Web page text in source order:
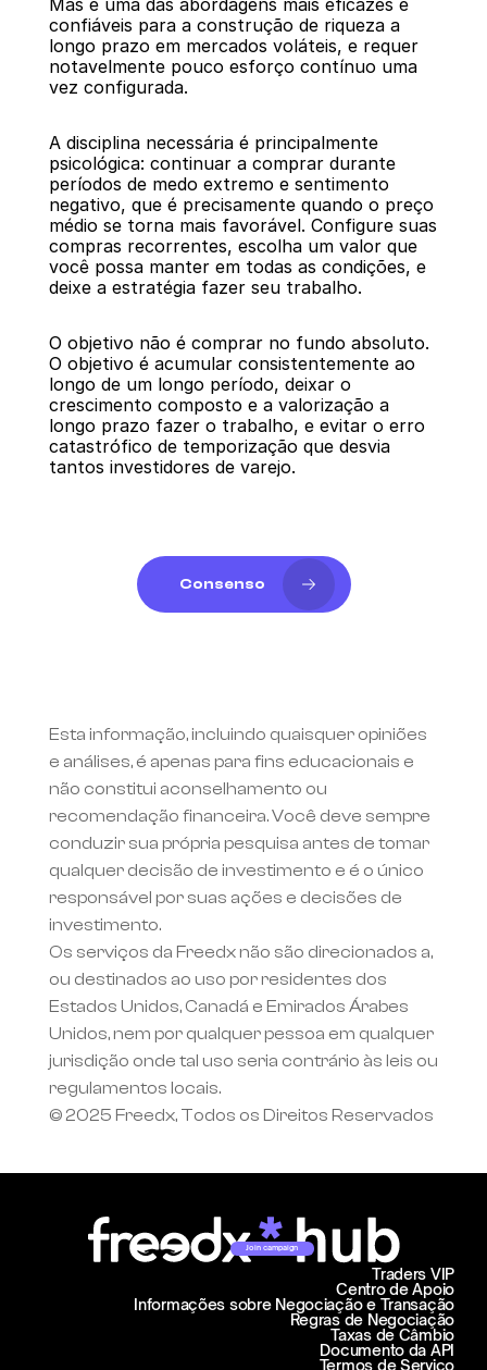
Mas é uma das abordagens mais eficazes e
confiáveis para a construção de riqueza a
longo prazo em mercados voláteis, e requer
notavelmente pouco esforço contínuo uma
vez configurada.
A disciplina necessária é principalmente
psicológica: continuar a comprar durante
períodos de medo extremo e sentimento
negativo, que é precisamente quando o preço
médio se torna mais favorável. Configure suas
compras recorrentes, escolha um valor que
você possa manter em todas as condições, e
deixe a estratégia fazer seu trabalho.
O objetivo não é comprar no fundo absoluto.
O objetivo é acumular consistentemente ao
longo de um longo período, deixar o
crescimento composto e a valorização a
longo prazo fazer o trabalho, e evitar o erro
catastrófico de temporização que desvia
tantos investidores de varejo.
Consenso
Esta informação, incluindo quaisquer opiniões
e análises, é apenas para fins educacionais e
não constitui aconselhamento ou
recomendação financeira. Você deve sempre
conduzir sua própria pesquisa antes de tomar
qualquer decisão de investimento e é o único
responsável por suas ações e decisões de
investimento.
Os serviços da Freedx não são direcionados a,
ou destinados ao uso por residentes dos
Estados Unidos, Canadá e Emirados Árabes
Unidos, nem por qualquer pessoa em qualquer
jurisdição onde tal uso seria contrário às leis ou
regulamentos locais.
© 2025 Freedx, Todos os Direitos Reservados
Join campaign
Centro de Apoio
Informações sobre Negociação e Transação
Traders VIP
Regras de Negociação
Taxas de Câmbio
Documento da API
Termos de Serviço